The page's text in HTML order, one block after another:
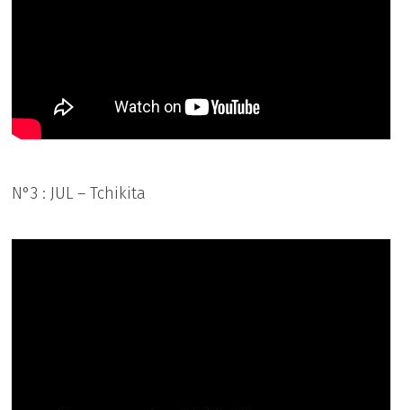
N°3 : JUL – Tchikita